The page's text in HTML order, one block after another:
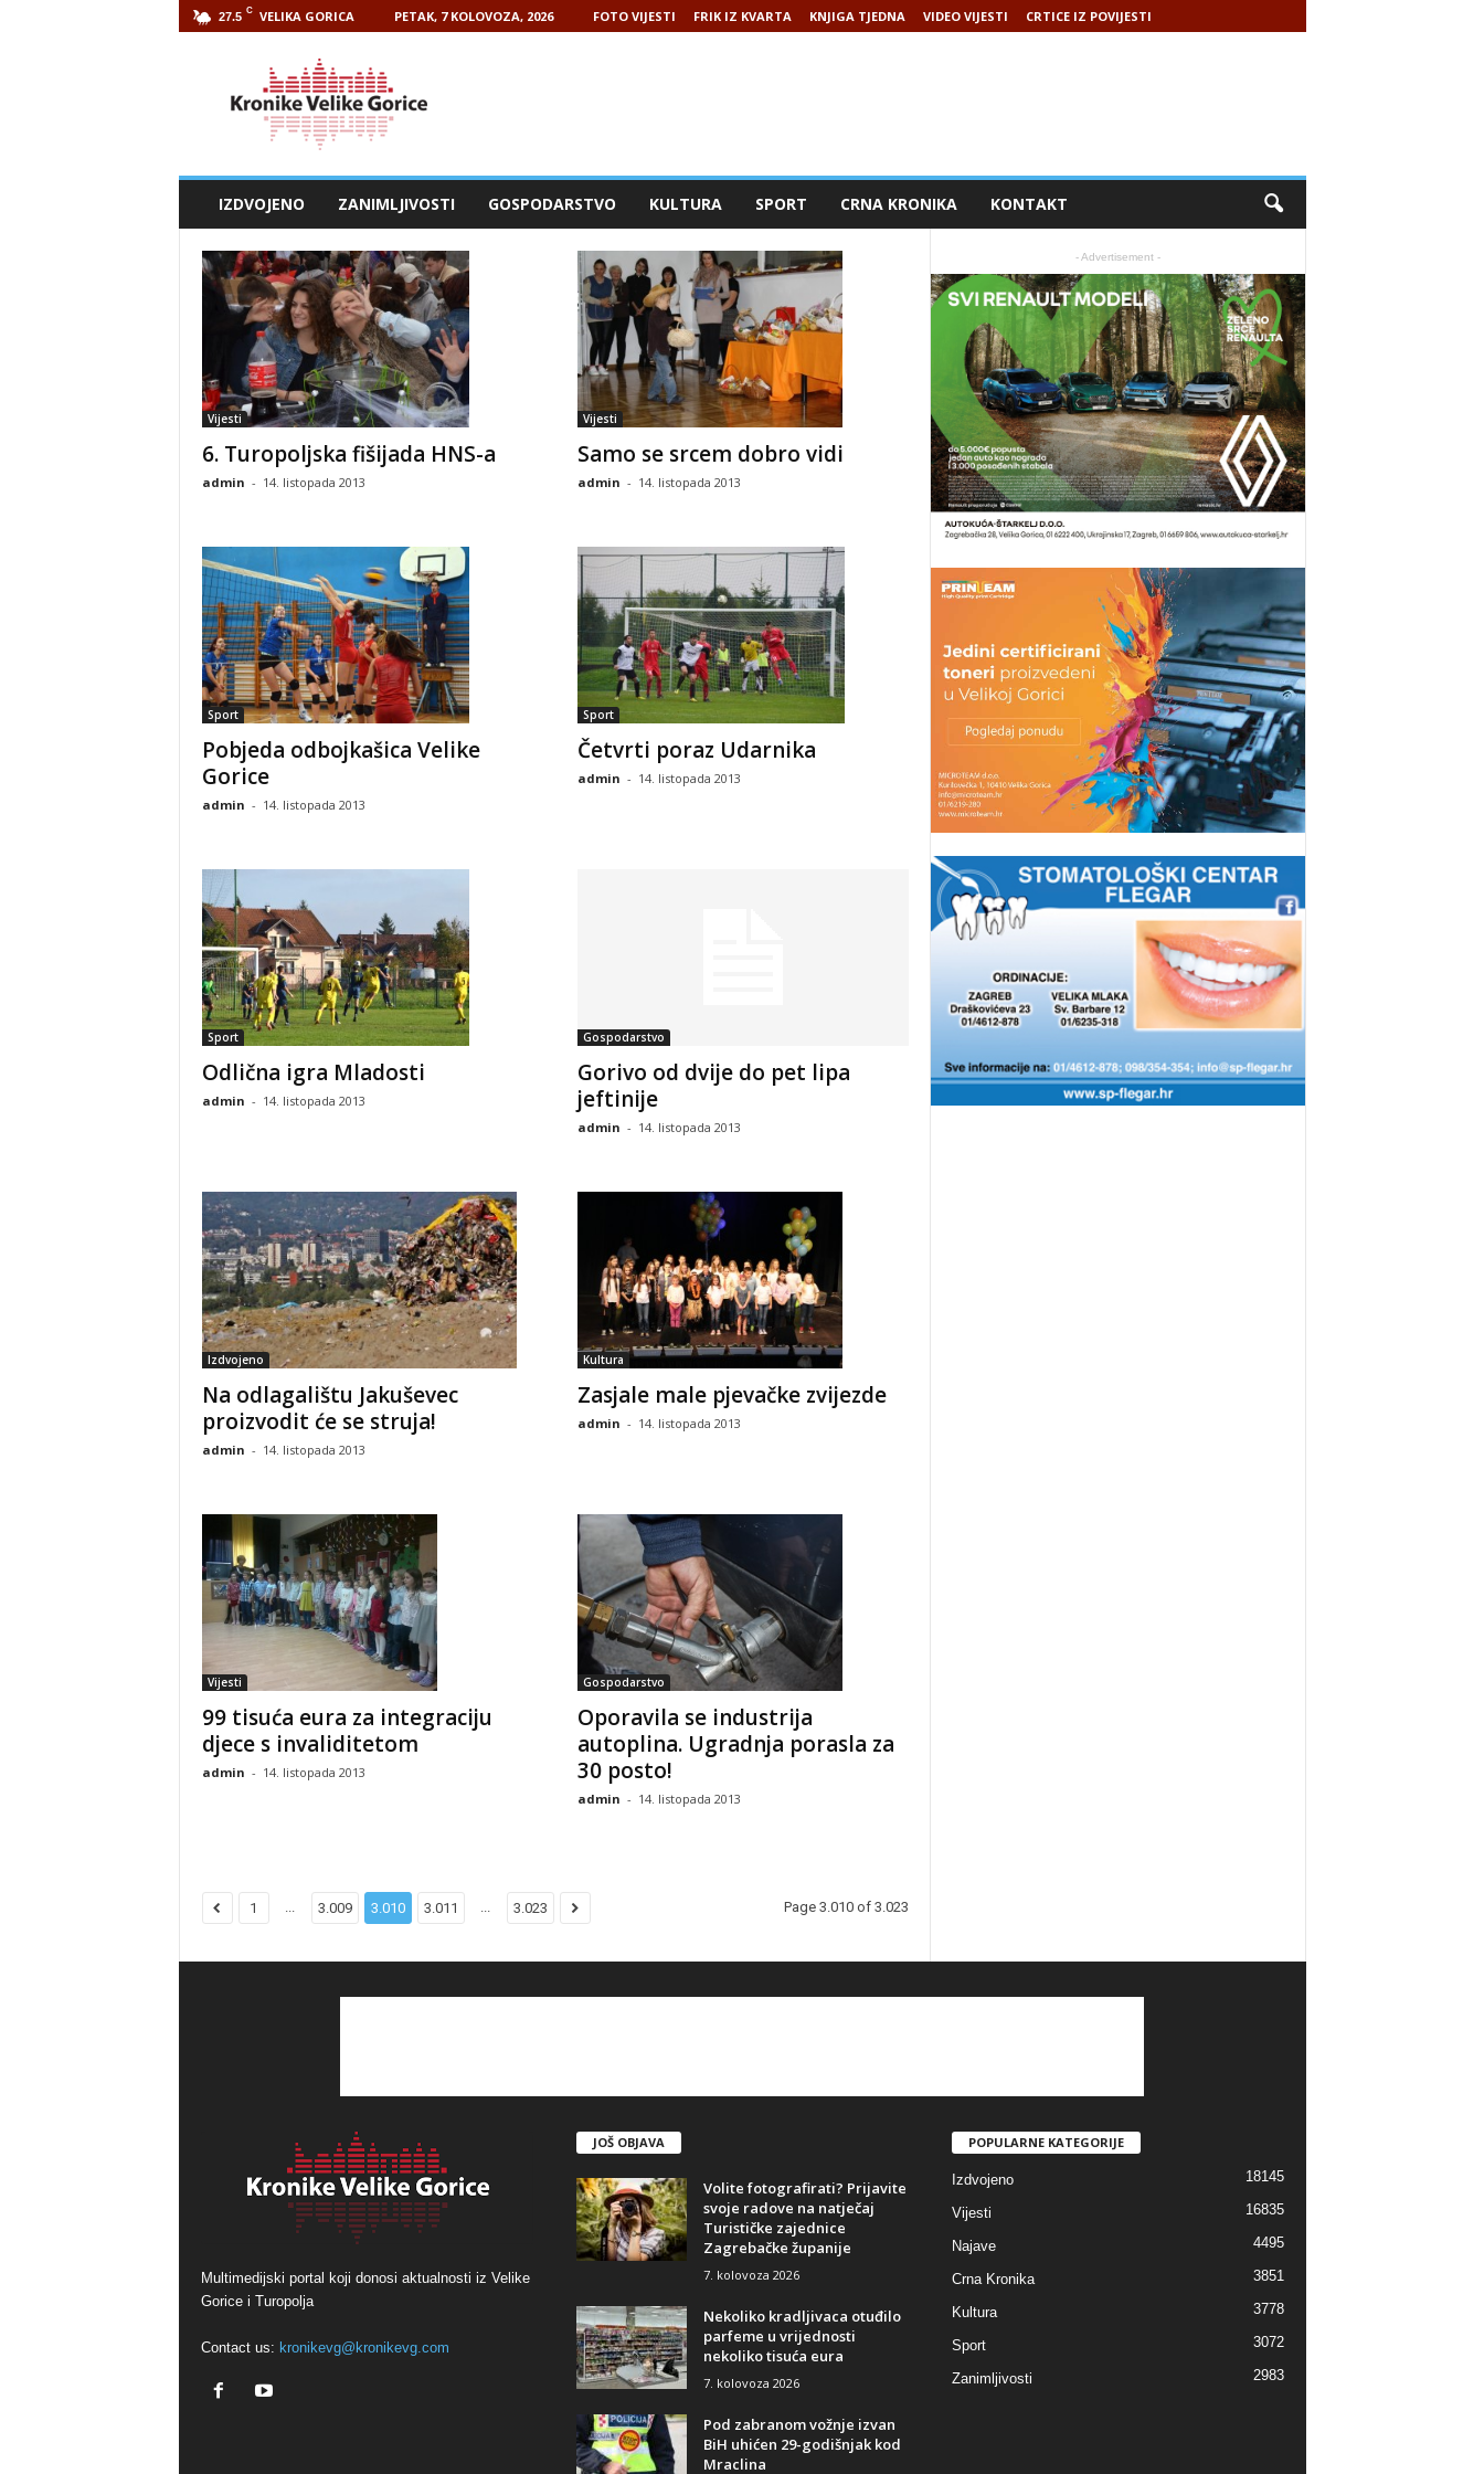
27.5 C VELIKA GORICA PETAK, 7 KOLOVOZA, 2026 FOTO VIJESTI FRIK IZ KVARTA KNJIGA TJEDNA VIDEO VIJESTI
CRTICE IZ POVIJESTI
IZDVOJENO ZANIMLJIVOSTI GOSPODARSTVO KULTURA SPORT CRNA KRONIKA KONTAKT
Vijesti
6. Turopoljska fišijada HNS-a
admin - 14. listopada 2013
Vijesti
Samo se srcem dobro vidi
admin - 14. listopada 2013
Sport
Pobjeda odbojkašica Velike
Gorice
admin - 14. listopada 2013
Sport
Četvrti poraz Udarnika
admin - 14. listopada 2013
Sport
Odlična igra Mladosti
admin - 14. listopada 2013
Gospodarstvo
Gorivo od dvije do pet lipa
jeftinije
admin - 14. listopada 2013
Izdvojeno
Na odlagalištu Jakuševec
proizvodit će se struja!
admin - 14. listopada 2013
Kultura
Zasjale male pjevačke zvijezde
admin - 14. listopada 2013
Vijesti
99 tisuća eura za integraciju
djece s invaliditetom
admin - 14. listopada 2013
Gospodarstvo
Oporavila se industrija
autoplina. Ugradnja porasla za
30 posto!
admin - 14. listopada 2013
1 ... 3.009 3.010 3.011 ... 3.023 Page 3.010 of 3.023
- Advertisement -
Multimedijski portal koji donosi aktualnosti iz Velike
Gorice i Turopolja
Contact us: kronikevg@kronikevg.com
JOŠ OBJAVA
Volite fotografirati? Prijavite
svoje radove na natječaj
Turističke zajednice
Zagrebačke županije
7. kolovoza 2026
Nekoliko kradljivaca otuđilo
parfeme u vrijednosti
nekoliko tisuća eura
7. kolovoza 2026
Pod zabranom vožnje izvan
BiH uhićen 29-godišnjak kod
Mraclina
POPULARNE KATEGORIJE
Izdvojeno 18145
Vijesti 16835
Najave 4495
Crna Kronika 3851
Kultura 3778
Sport 3072
Zanimljivosti 2983